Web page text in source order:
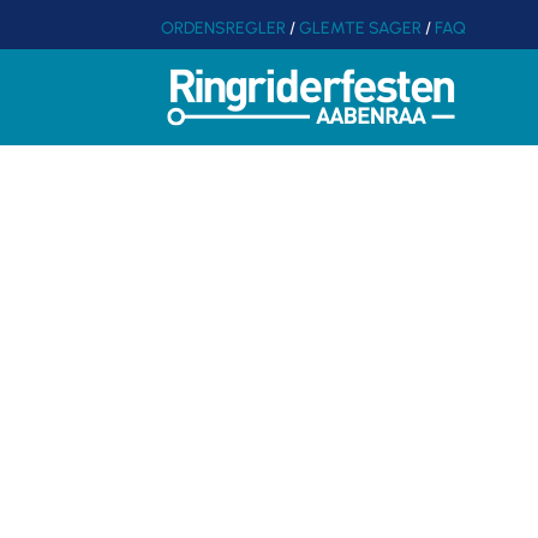
ORDENSREGLER /GLEMTE SAGER / FAQ